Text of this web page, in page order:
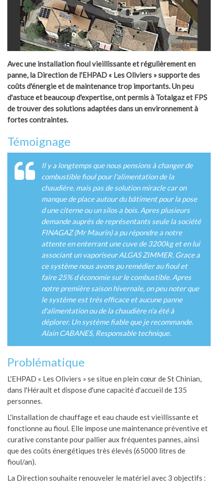
Avec une installation fioul vieillissante et régulièrement en
panne, la Direction de l'EHPAD « Les Oliviers » supporte des
coûts d'énergie et de maintenance trop importants. Un peu
d'astuce et beaucoup d'expertise, ont permis à Totalgaz et FPS
de trouver des solutions adaptées dans un environnement à
fortes contraintes.
Témoignage
Il y a longtemps que nous pensions à changer de
combustible fioul pour l'alimentation de la
chaudière, mais pas de solution miracle car on
manque de place autour du bâtiment pour la pose
d une citerne ou un silos a bois. Apres plusieurs
demande auprès de représentants seule la société
FINAGAZ (Mr Maurin) a pu répondre a notre
attente en enterrant une cuve de 3200kg et en lui
associant un vaporiseur ALGAS ZIMMER. Grace a
ce système nous avons pu remédier au fioul et
faire 25% d économie sur le combustible. Apres
notre première saison hivernale, on peu noter que
le système est très efficace et aucune panne
d'alimentation ou de la chaudière n'a été à
déplorer. Un système fiable que je recommande.
Alain CABANES, Responsable technique.
Problématique
L'EHPAD « Les Oliviers » se situe en plein cœur de St Chinian,
dans l'Hérault et dispose d'une capacité d'accueil de 135
personnes.
L'installation de chauffage et eau chaude est vieillissante et
fonctionne au fioul. Elle impose une maintenance préventive et
curative constante pour pallier aux fréquentes pannes, ainsi
que des coûts énergétiques très élevés (65000 litres de
fioul/an).
La Direction souhaite renouveler le matériel avec 3 objectifs :